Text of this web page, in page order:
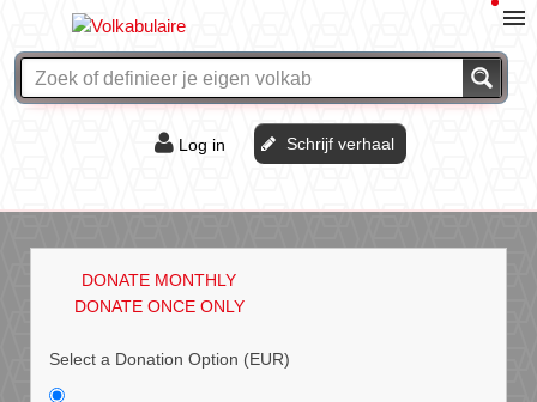
Log in Schrijf verhaal
DONATE MONTHLY
DONATE ONCE ONLY
Select a Donation Option (EUR)